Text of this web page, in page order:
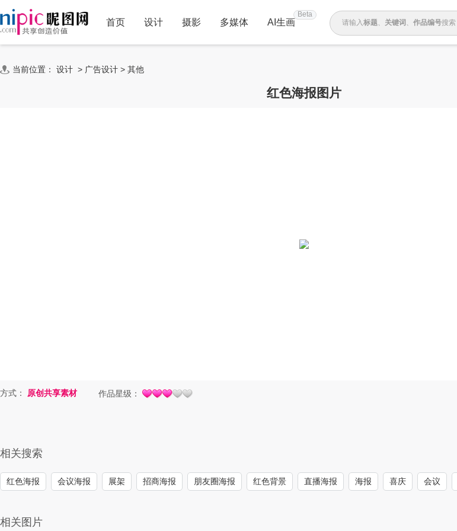
首页 设计 摄影 多媒体 AI生画
Beta
请输入标题、 关键词 、 作品编号搜索
当前位置： 设计 > 广告设计 > 其他
红色海报图片
方式： 原创共享素材 作品星级：
相关搜索
红色海报 会议海报 展架 招商海报 朋友圈海报 红色背景 直播海报 海报 喜庆 会议
相关图片